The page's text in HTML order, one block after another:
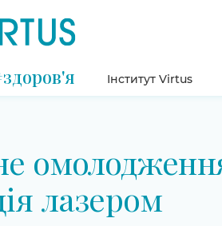
Інститут Virtus
лазером